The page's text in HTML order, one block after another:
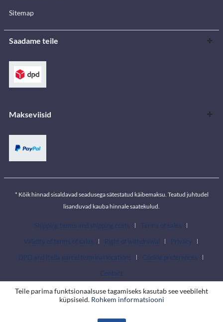
Sitemap
Saadame teile
Makseviisid
* Kõik hinnad sisaldavad seadusega sätestatud käibemaksu. Teatud juhtudel
lisanduvad kauba hinnale saatekulud.
Shipping terms and shipping costs
Terms of sales
Validity of terms of sales
Right of withdrawal
Privacy
DPD and Itella parcel terminal locations
Cookie preferences
Contact
Teile parima funktsionaalsuse tagamiseks kasutab see veebileht
küpsiseid. Rohkem informatsiooni